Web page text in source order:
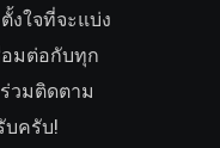
งใจที่จะแบ่ง
อมต่อกับทุก
วมติดตาม
บครับ!